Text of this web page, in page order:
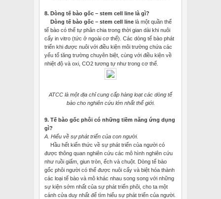
8. Dòng tế bào gốc – stem cell line là gì?
Dòng tế bào gốc – stem cell line là một quần thể
tế bào có thể tự phân chia trong thời gian dài khi nuôi
cấy in vitro (tức ở ngoài cơ thể). Các dòng tế bào phát
triển khi được nuôi với điều kiện môi trường chứa các
yếu tố tăng trường chuyên biệt, cùng với điều kiện về
nhiệt độ và oxi, CO2 tương tự như trong cơ thể.
ATCC là một địa chỉ cung cấp hàng loạt các dòng tế
bào cho nghiên cứu lớn nhất thế giới.
9. Tế bào gốc phôi có những tiềm năng ứng dụng
gì?
A. Hiểu về sự phát triển của con người.
Hầu hết kiến thức về sự phát triển của người có
được thông quan nghiên cứu các mô hình nghiên cứu
như ruồi giấm, giun tròn, ếch và chuột. Dòng tế bào
gốc phôi người có thể được nuôi cấy và biệt hóa thành
các loại tế bào và mô khác nhau song song với những
sự kiện sớm nhất của sự phát triển phôi, cho ta một
cánh cửa duy nhất để tìm hiểu sự phát triển của người.